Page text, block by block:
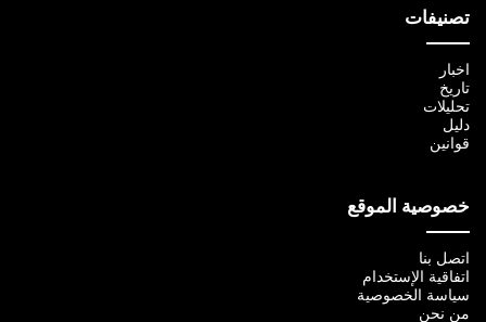
تصنيفات
اخبار
تاريخ
تحليلات
دليل
قوانين
خصوصية الموقع
اتصل بنا
اتفاقية الإستخدام
سياسة الخصوصية
من نحن